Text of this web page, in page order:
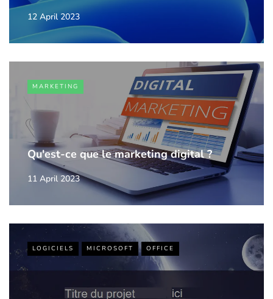
12 April 2023
MARKETING
Qu'est-ce que le marketing digital ?
11 April 2023
LOGICIELS MICROSOFT OFFICE